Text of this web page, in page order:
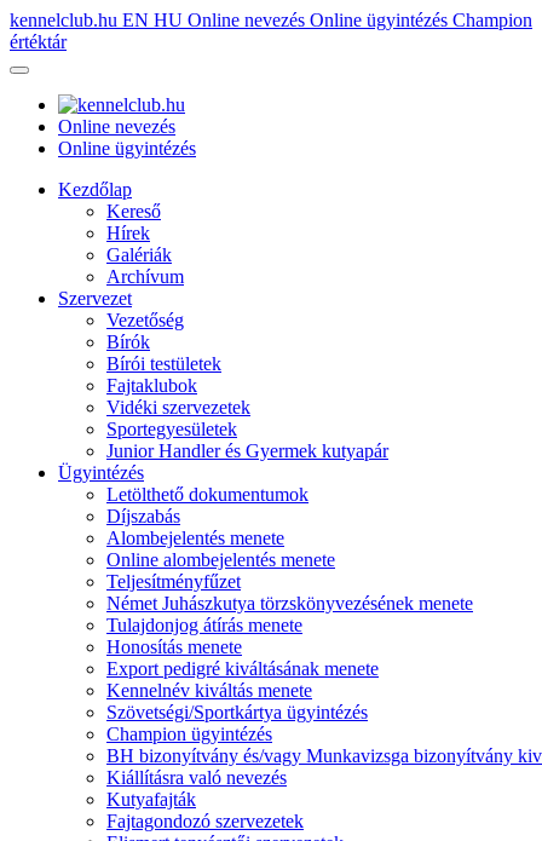
kennelclub.hu EN HU Online nevezés Online ügyintézés Champion
értéktár
Online nevezés
Online ügyintézés
Kezdőlap
Kereső
Hírek
Galériák
Archívum
Szervezet
Vezetőség
Bírók
Bírói testületek
Fajtaklubok
Vidéki szervezetek
Sportegyesületek
Junior Handler és Gyermek kutyapár
Ügyintézés
Letölthető dokumentumok
Díjszabás
Alombejelentés menete
Online alombejelentés menete
Teljesítményfűzet
Német Juhászkutya törzskönyvezésének menete
Tulajdonjog átírás menete
Honosítás menete
Export pedigré kiváltásának menete
Kennelnév kiváltás menete
Szövetségi/Sportkártya ügyintézés
Champion ügyintézés
BH bizonyítvány és/vagy Munkavizsga bizonyítvány
Kiállításra való nevezés
Kutyafajták
Fajtagondozó szervezetek